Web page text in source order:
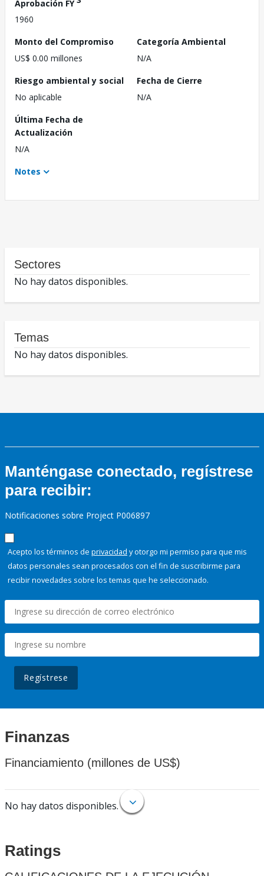
Aprobación FY
1960
Monto del Compromiso
US$ 0.00 millones
Categoría Ambiental
N/A
Riesgo ambiental y social
No aplicable
Fecha de Cierre
N/A
Última Fecha de
Actualización
N/A
Notes
Sectores
No hay datos disponibles.
Temas
No hay datos disponibles.
Manténgase conectado, regístrese
para recibir:
Notificaciones sobre Project P006897
Acepto los términos de privacidad y otorgo mi permiso para que mis
datos personales sean procesados con el fin de suscribirme para
recibir novedades sobre los temas que he seleccionado.
Regístrese
Finanzas
Financiamiento (millones de US$)
No hay datos disponibles.
Ratings